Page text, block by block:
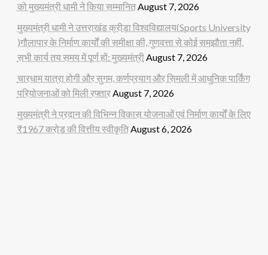
को मुख्यमंत्री धामी ने किया सम्मानितAugust 7, 2026
मुख्यमंत्री धामी ने उत्तराखंड क्रीड़ा विश्वविद्यालय(Sports University
)गौलापार के निर्माण कार्यों की समीक्षा की, गुणवत्ता से कोई समझौता नहीं,
सभी कार्य तय समय में पूर्ण हों: मुख्यमंत्रीAugust 7, 2026
चारधाम यात्रा होगी और सुगम, कर्णप्रयाग और सिमली में आधुनिक पार्किंग
परियोजनाओं को मिली रफ्तारAugust 7, 2026
मुख्यमंत्री ने प्रदान की विभिन्न विकास योजनाओं एवं निर्माण कार्यों के लिए
₹1967 करोड़ की वित्तीय स्वीकृतिAugust 6, 2026